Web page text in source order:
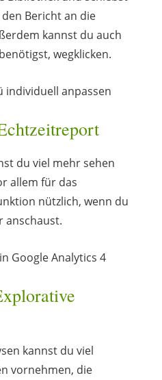
Bericht an die
kannst du auch
wegklicken.
du viel mehr sehen
allem für das
nützlich, wenn du
anschaust.
kannst du viel
vornehmen, die